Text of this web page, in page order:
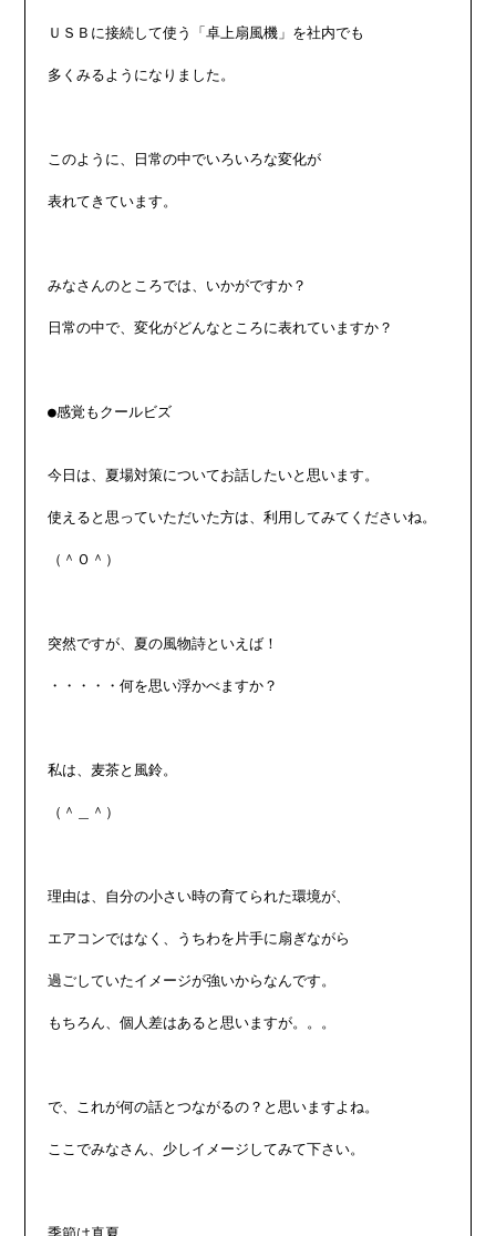
ＵＳＢに接続して使う「卓上扇風機」を社内でも
多くみるようになりました。
このように、日常の中でいろいろな変化が
表れてきています。
みなさんのところでは、いかがですか？
日常の中で、変化がどんなところに表れていますか？
●感覚もクールビズ
今日は、夏場対策についてお話したいと思います。
使えると思っていただいた方は、利用してみてくださいね。
（＾Ｏ＾）
突然ですが、夏の風物詩といえば！
・・・・・何を思い浮かべますか？
私は、麦茶と風鈴。
（＾＿＾）
理由は、自分の小さい時の育てられた環境が、
エアコンではなく、うちわを片手に扇ぎながら
過ごしていたイメージが強いからなんです。
もちろん、個人差はあると思いますが。。。
で、これが何の話とつながるの？と思いますよね。
ここでみなさん、少しイメージしてみて下さい。